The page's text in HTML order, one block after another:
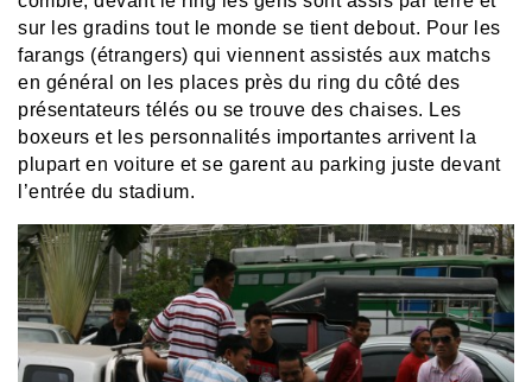
sur les gradins tout le monde se tient debout. Pour les
farangs (étrangers) qui viennent assistés aux matchs
en général on les places près du ring du côté des
présentateurs télés ou se trouve des chaises. Les
boxeurs et les personnalités importantes arrivent la
plupart en voiture et se garent au parking juste devant
l’entrée du stadium.